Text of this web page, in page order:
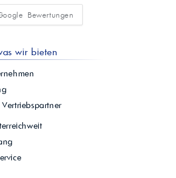
Bewertungen
wir bieten
Vertriebspartner